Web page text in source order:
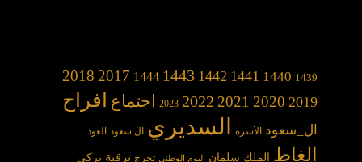
1439
1440
1441
1442
1443
1444
2017
2018
2019
2020
2021
2022
2023 اجتماع افراح
ال_سعود الأسرة السديري ال سعود العود
الغاط الملك سلمان اليوم الوطني تخرج ترقية تركي